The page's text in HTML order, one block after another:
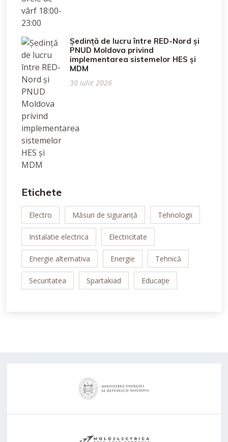
Ședință de lucru între RED-Nord și
PNUD Moldova privind
implementarea sistemelor HES și
MDM
30 iulie 2026
Etichete
Electro Măsuri de siguranță Tehnologii
Instalatie electrica Electricitate
Energie alternativa Energie Tehnică
Securitatea Spartakiad Educaţie